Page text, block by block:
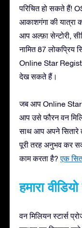
परिचित हो सकते हैं!
आकाशगंगा की यात्रा
आप अल्फ़ा सेन्टोरी,
नामित 87 लोकप्रिय
Online Star
देख सकते हैं।
जब आप Online Star
आप उसे फौरन वन
साथ आप अपने
पूरी तरह अनुभव कर
काम करता है?एक
हमारा
वन मिलियन स्टार्स